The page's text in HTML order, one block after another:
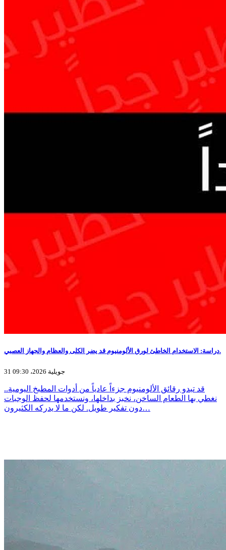
دراسة: الاستخدام الخاطئ لورق الألومنيوم قد يضر الكلى والعظام والجهاز العصبي.
31 جويلية 2026، 09:30
قد تبدو رقائق الألومنيوم جزءاً عادياً من أدوات المطبخ اليومية..
نغطي بها الطعام الساخن، نخبز بداخلها، ونستخدمها لحفظ الوجبات
دون تفكير طويل. لكن ما لا يدركه الكثيرون…